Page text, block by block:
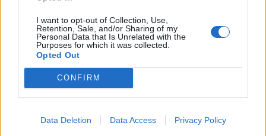
I want to opt-out of Collection, Use,
Retention, Sale, and/or Sharing of my
Personal Data that Is Unrelated with the
Purposes for which it was collected.
Opted Out
CONFIRM
Data Deletion Data Access Privacy Policy
06.08.2026 - 15.22